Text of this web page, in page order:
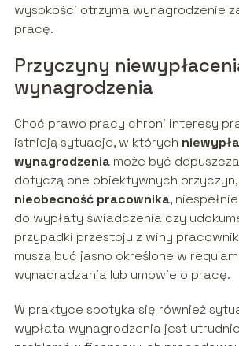
wysokości otrzyma wynagrodzenie
pracę.
Przyczyny
wynagrodzenia
Choć prawo pracy chroni interesy
istnieją sytuacje, w których
wynagrodzeniamoże być
dotyczą one obiektywnych
nieobecność pracownika,
do wypłaty świadczenia czy
przypadki przestoju z winy
muszą być jasno określone w
wynagradzania lub umowie o pracę.
W praktyce spotyka się również
wypłata wynagrodzenia jest